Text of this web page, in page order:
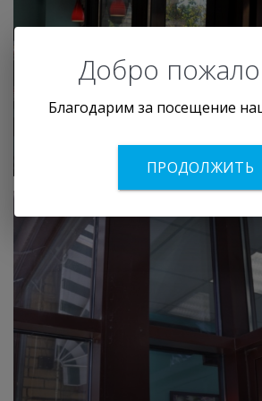
Добро
Благодарим за посещение
ПРОДОЛЖИТЬ